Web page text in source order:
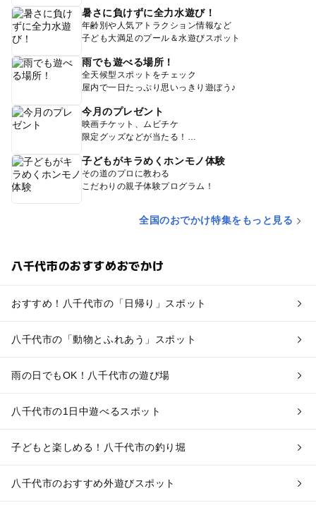
暑さに負けずに全力水遊び！
年齢別や人気アトラクション情報など
子ども大満足のプール＆水遊びスポット
雨でも遊べる場所！
全天候型スポットをチェック
屋内で一日たっぷり思いっきり遊ぼう♪
今月のプレゼント
映画チケット、ムビチケ
限定グッズなどが当たる！
子どもがキラめくホンモノ体験
その道のプロに教わる
こだわりの親子体験プログラム！
全国のおでかけ特集をもっと見る
八千代市のおすすめおでかけ
おすすめ！八千代市の「日帰り」スポット
八千代市の「動物とふれあう」スポット
雨の日でもOK！八千代市の遊び場
八千代市の1日中遊べるスポット
子どもと楽しめる！八千代市の釣り堀
八千代市のおすすめ外遊びスポット